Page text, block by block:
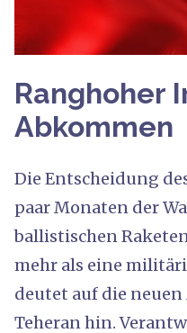
Ranghoher
Abkommen
Die Entscheidung
paar Monaten der
ballistischen
mehr als eine
deutet auf die
Teheran hin.